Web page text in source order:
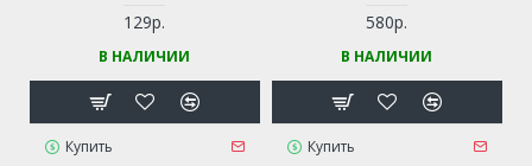
129р.
В НАЛИЧИИ
Купить
580р.
В НАЛИЧИИ
Купить